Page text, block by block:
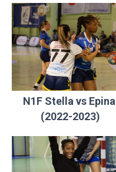
N1F Stella vs Epinal
(2022-2023)